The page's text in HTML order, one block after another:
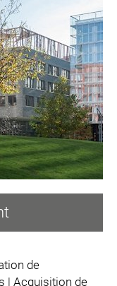
de
| Acquisition de